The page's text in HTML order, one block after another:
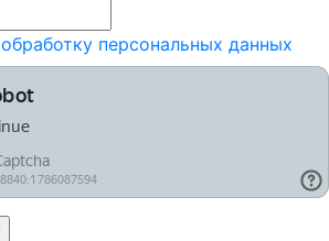
обработку персональных данных